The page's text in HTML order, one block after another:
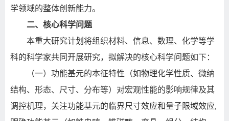
学领域的整体创新能力。
二、核心科学问题
本重大研究计划将组织材料、信息、数理、化学等学
科的科学家共同开展研究，拟解决的核心科学问题如下：
（一）功能基元的本征特性（如物理化学性质、微纳
结构、形态、尺寸、分布等）对宏观性能的影响规律及其
调控机理，关注功能基元的临界尺寸效应和量子限域效应,